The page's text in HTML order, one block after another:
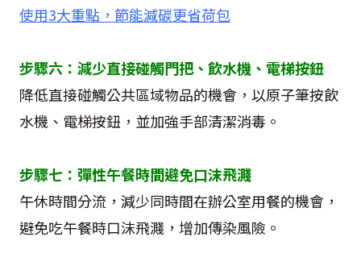
使用3大重點，節能減碳更省荷包
步驟六：減少直接碰觸門把、飲水機、電梯按鈕
降低直接碰觸公共區域物品的機會，以原子筆按飲
水機、電梯按鈕，並加強手部清潔消毒。
步驟七：彈性午餐時間避免口沫飛濺
午休時間分流，減少同時間在辦公室用餐的機會，
避免吃午餐時口沫飛濺，增加傳染風險。